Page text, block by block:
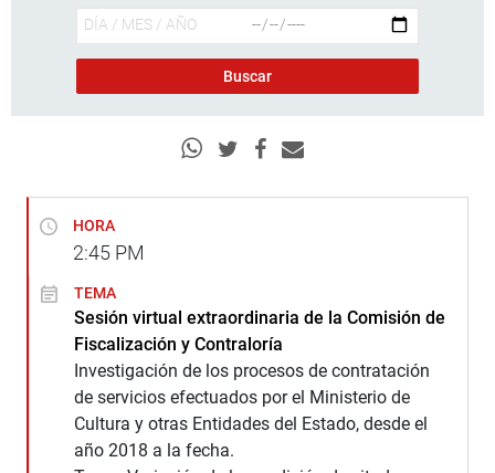
HORA
2:45 PM
TEMA
Sesión virtual extraordinaria de la Comisión de
Fiscalización y Contraloría
Investigación de los procesos de contratación
de servicios efectuados por el Ministerio de
Cultura y otras Entidades del Estado, desde el
año 2018 a la fecha.